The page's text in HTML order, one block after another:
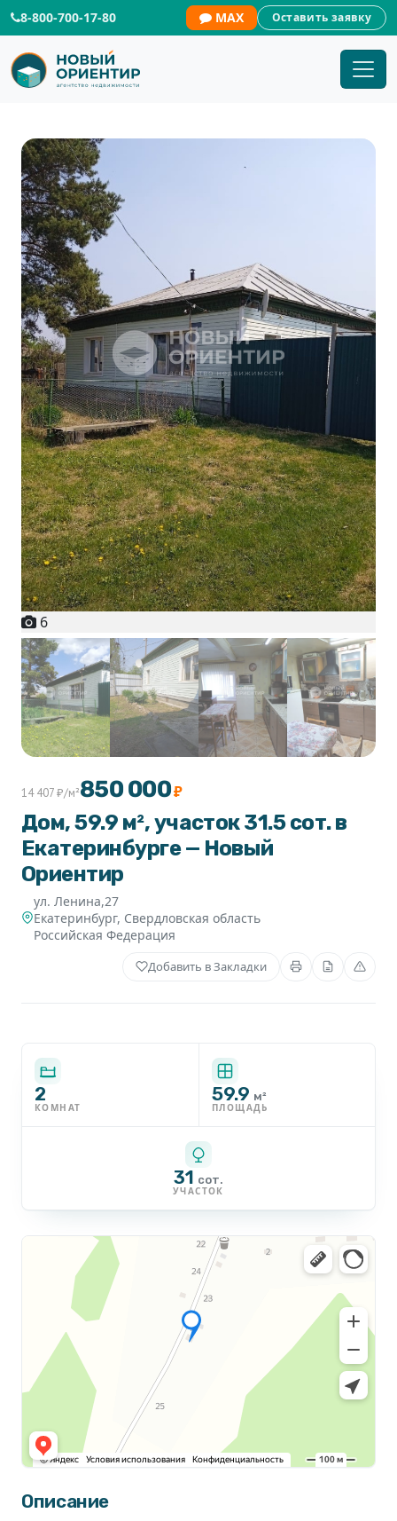
8-800-700-17-80 MAX Оставить заявку
6
Дом, 59.9 м², участок 31.5 сот. в
Екатеринбурге — Новый
Ориентир
ул. Ленина,27
Екатеринбург, Свердловская область
Российская Федерация
14 407 ₽/м²850 000₽
Добавить в Закладки
2
КОМНАТ
59.9 м²
ПЛОЩАДЬ
31 сот.
УЧАСТОК
Описание